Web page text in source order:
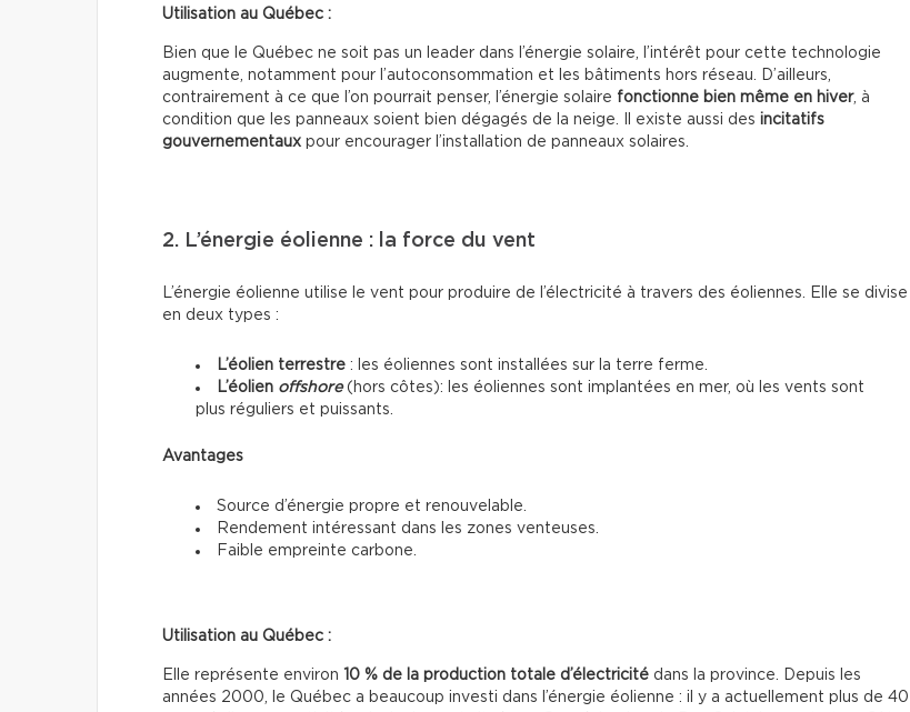
Utilisation au Québec :
Bien que le Québec ne soit pas un leader dans l’énergie solaire, l’intérêt pour cette technologie
augmente, notamment pour l’autoconsommation et les bâtiments hors réseau. D’ailleurs,
contrairement à ce que l’on pourrait penser, l’énergie solaire fonctionne bien même en hiver, à
condition que les panneaux soient bien dégagés de la neige. Il existe aussi des incitatifs
gouvernementaux pour encourager l’installation de panneaux solaires.
2. L’énergie éolienne : la force du vent
L’énergie éolienne utilise le vent pour produire de l’électricité à travers des éoliennes. Elle se divise
en deux types :
L’éolien terrestre : les éoliennes sont installées sur la terre ferme.
L’éolien offshore(hors côtes): les éoliennes sont implantées en mer, où les vents sont
plus réguliers et puissants.
Avantages
Source d’énergie propre et renouvelable.
Rendement intéressant dans les zones venteuses.
Faible empreinte carbone.
Utilisation au Québec :
Elle représente environ 10 % de la production totale d’électricité dans la province. Depuis les
années 2000, le Québec a beaucoup investi dans l’énergie éolienne : il y a actuellement plus de 40